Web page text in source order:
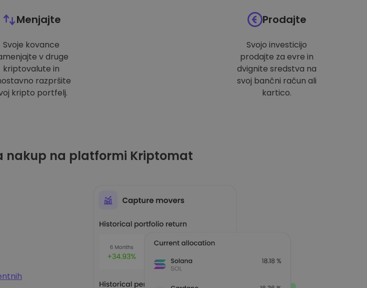
Menjajte
Svoje kovance
v druge
kriptovalute in
razpršite
kripto portfelj.
Prodajte
Svojo investicijo
prodajte za evre in
dvignite sredstva na
svoj bančni račun ali
kartico.
nakup na platformi Kriptomat